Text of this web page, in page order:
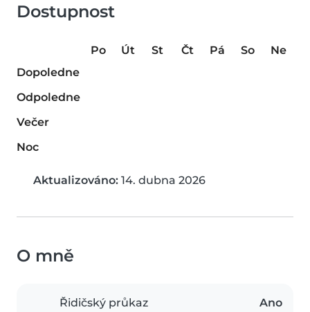
Dostupnost
Po Út St Čt Pá So
Ne
Dopoledne
Odpoledne
Večer
Noc
Aktualizováno: 14. dubna 2026
O mně
Řidičský průkaz Ano